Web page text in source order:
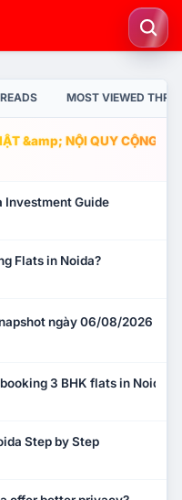
MOST VIEWED
&amp; NỘI QUY CỘNG
Investment Guide
Flats in Noida?
ngày 06/08/2026
3 BHK flats in Noida?
Step by Step